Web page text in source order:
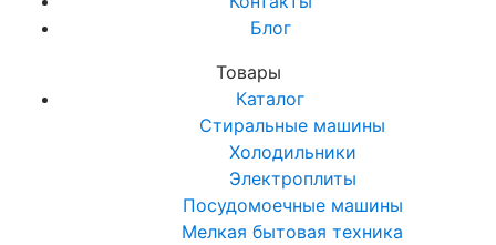
Блог
Товары
Каталог
Стиральные машины
Холодильники
Электроплиты
Посудомоечные машины
Мелкая бытовая техника